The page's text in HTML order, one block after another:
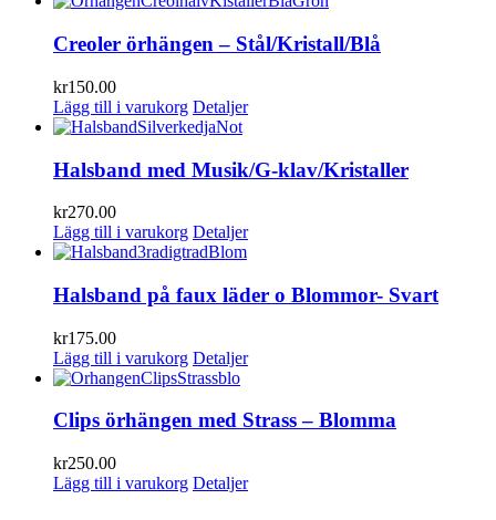
Creoler örhängen – Stål/Kristall/Blå
kr150.00
Lägg till i varukorg Detaljer
Halsband med Musik/G-klav/Kristaller
kr270.00
Lägg till i varukorg Detaljer
Halsband på faux läder o Blommor- Svart
kr175.00
Lägg till i varukorg Detaljer
Clips örhängen med Strass – Blomma
kr250.00
Lägg till i varukorg Detaljer